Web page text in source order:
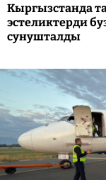
Кыргызстанда
эстеликтерди
сунушталды